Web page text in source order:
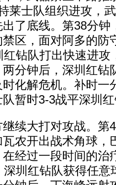
莱士队组织进攻，
了底线。第38分钟
区，面对阿多的防
钻队打出快速进攻
分钟后，深圳红钻
化解危机。补时一
暂时3-3战平深圳
大打对攻战。第
农开出战术角球，
经过一段时间的治
圳红钻队获得任意